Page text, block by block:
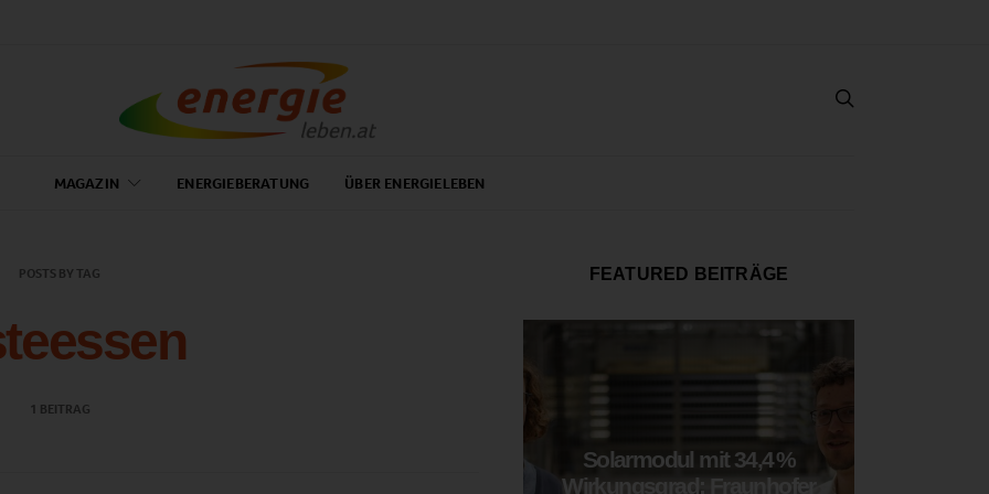
MAGAZIN ENERGIEBERATUNG ÜBER ENERGIELEBEN
POSTS BY TAG
1 BEITRAG
FEATURED BEITRÄGE
Solarmodul mit 34,4 %
Wirkungsgrad: Fraunhofer